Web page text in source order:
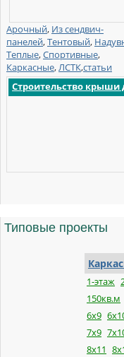
Арочный, Из сендвич-
панелей,Тентовый,
Теплые,Спортивные,
Каркасные,ЛСТК,статьи
Строительство крыши
Типовые проекты
1-этаж
150кв.м
6х9
7х9
8х11